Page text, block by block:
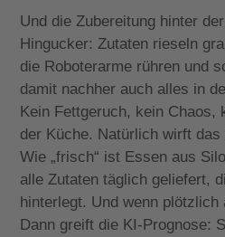
Und die Zubereitung hinter
Hingucker: Zutaten rieseln
die Roboterarme rühren und
damit nachher auch alles in
Kein Fettgeruch, kein Chaos,
der Küche. Natürlich wirft das
Wie „frisch“ ist Essen aus
alle Zutaten täglich geliefert,
hinterlegt. Und wenn plötzlich
Dann greift die KI-Prognose: